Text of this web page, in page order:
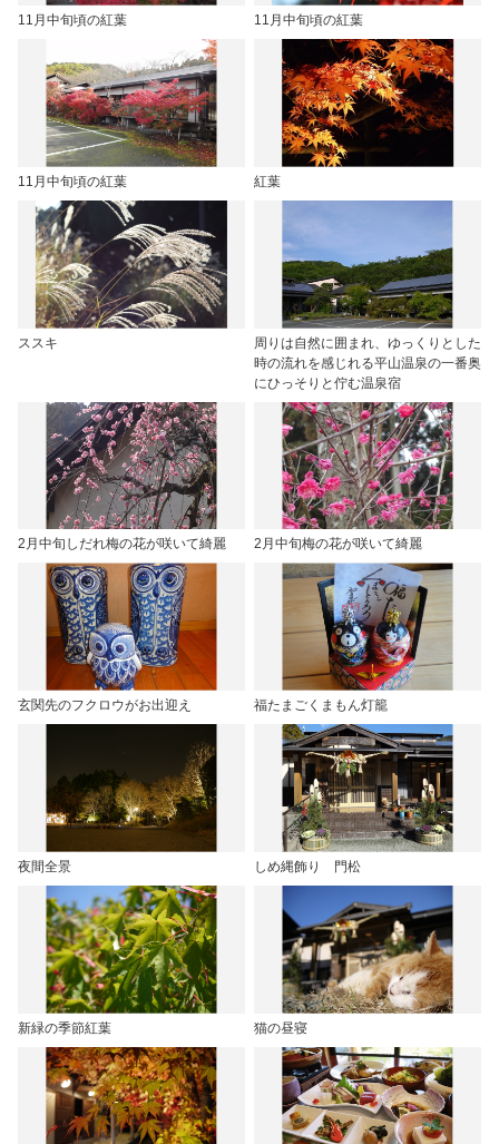
11月中旬頃の紅葉 11月中旬頃の紅葉
11月中旬頃の紅葉 紅葉
ススキ
周りは自然に囲まれ、ゆっくりとした
時の流れを感じれる平山温泉の一番奥
にひっそりと佇む温泉宿
2月中旬しだれ梅の花が咲いて綺麗 2月中旬梅の花が咲いて綺麗
玄関先のフクロウがお出迎え 福たまごくまもん灯籠
夜間全景 しめ縄飾り 門松
新緑の季節紅葉 猫の昼寝